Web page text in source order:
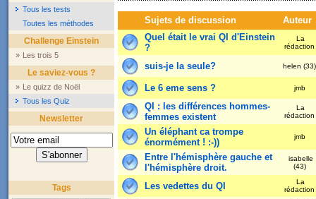
Tous les tests
Toutes les méthodes
Challenge Einstein
» Les trois 5
Le saviez-vous ?
» Le quizz de Noël
Tous les Quiz
Newsletter
Tags
Sujets de discussion
Auteur
Quel était le vrai QI d'Einstein
?
La
rédaction
suis-je la seule? helen
Le 6 eme sens ? jmb
QI : les différences hommes-
femmes existent
La
rédaction
Un éléphant ca trompe
énormément ! :-))
jmb
Entre l'hémisphère gauche et
l'hémisphère droit.
isabelle
(43)
Les vedettes du QI
La
rédaction